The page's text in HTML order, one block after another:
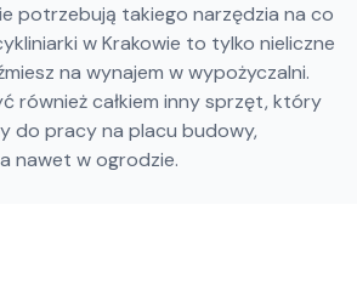
potrzebują takiego narzędzia na co
w Krakowie to tylko nieliczne
na wynajem w wypożyczalni.
również całkiem inny sprzęt, który
do pracy na placu budowy,
nawet w ogrodzie.